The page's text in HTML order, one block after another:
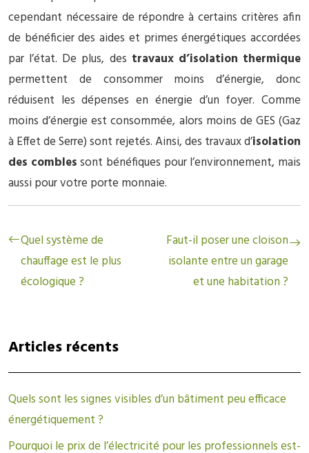
cependant nécessaire de répondre à certains critères afin
de bénéficier des aides et primes énergétiques accordées
par l’état. De plus, des travaux d’isolation thermique
permettent de consommer moins d’énergie, donc
réduisent les dépenses en énergie d’un foyer. Comme
moins d’énergie est consommée, alors moins de GES (Gaz
à Effet de Serre) sont rejetés. Ainsi, des travaux d’isolation
des comblessont bénéfiques pour l’environnement, mais
aussi pour votre porte monnaie.
Quel système de
chauffage est le plus
écologique ?
Faut-il poser une cloison
isolante entre un garage
et une habitation ?
Articles récents
Quels sont les signes visibles d’un bâtiment peu efficace
énergétiquement ?
Pourquoi le prix de l’électricité pour les professionnels est-